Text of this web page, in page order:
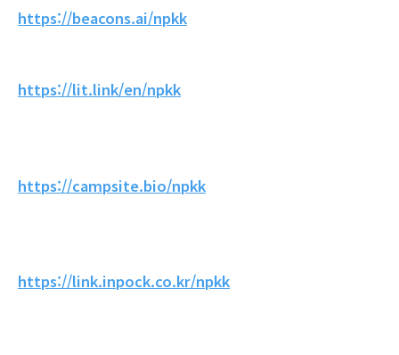
https://beacons.ai/npkk
https://lit.link/en/npkk
https://campsite.bio/npkk
https://link.inpock.co.kr/npkk